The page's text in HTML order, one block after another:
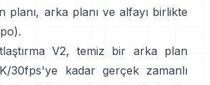
planı, arka planı ve alfayı birlikte
).
V2, temiz bir arka plan
30fps'ye kadar gerçek zamanlı